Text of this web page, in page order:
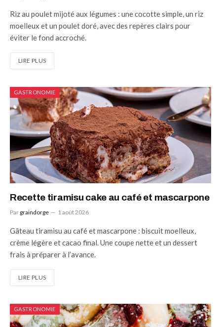
Riz au poulet mijoté aux légumes : une cocotte simple, un riz
moelleux et un poulet doré, avec des repères clairs pour
éviter le fond accroché.
LIRE PLUS
GASTRONOMIE
Recette tiramisu cake au café et mascarpone
Par graindorge 1 août 2026
Gâteau tiramisu au café et mascarpone : biscuit moelleux,
crème légère et cacao final. Une coupe nette et un dessert
frais à préparer à l’avance.
LIRE PLUS
GASTRONOMIE